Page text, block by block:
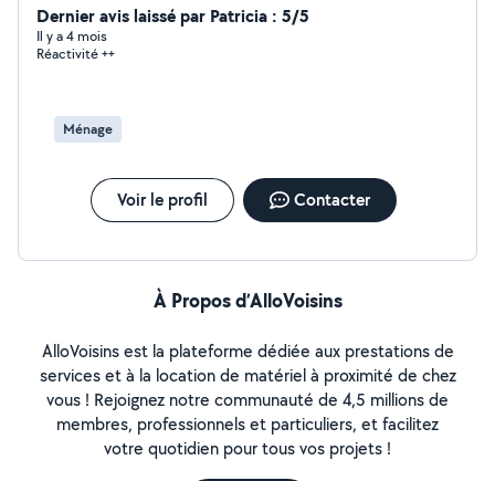
Dernier avis laissé par Patricia : 5/5
Il y a 4 mois
Réactivité ++
Ménage
Voir le profil Contacter
À Propos d’AlloVoisins
AlloVoisins est la plateforme dédiée aux prestations de
services et à la location de matériel à proximité de chez
vous ! Rejoignez notre communauté de 4,5 millions de
membres, professionnels et particuliers, et facilitez
votre quotidien pour tous vos projets !